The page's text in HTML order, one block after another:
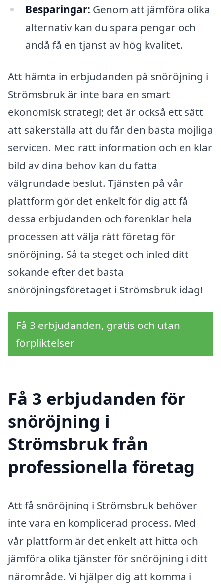
Besparingar: Genom att jämföra olika
alternativ kan du spara pengar och
ändå få en tjänst av hög kvalitet.
Att hämta in erbjudanden på snöröjning i
Strömsbruk är inte bara en smart
ekonomisk strategi; det är också ett sätt
att säkerställa att du får den bästa möjliga
servicen. Med rätt information och en klar
bild av dina behov kan du fatta
välgrundade beslut. Tjänsten på vår
plattform gör det enkelt för dig att få
dessa erbjudanden och förenklar hela
processen att välja rätt företag för
snöröjning. Så ta steget och inled ditt
sökande efter det bästa
snöröjningsföretaget i Strömsbruk idag!
Få 3 erbjudanden, gratis och utan
förpliktelser
Få 3 erbjudanden för
snöröjning i
Strömsbruk från
professionella företag
Att få snöröjning i Strömsbruk behöver
inte vara en komplicerad process. Med
vår plattform är det enkelt att hitta och
jämföra olika tjänster för snöröjning i ditt
närområde. Vi hjälper dig att komma i